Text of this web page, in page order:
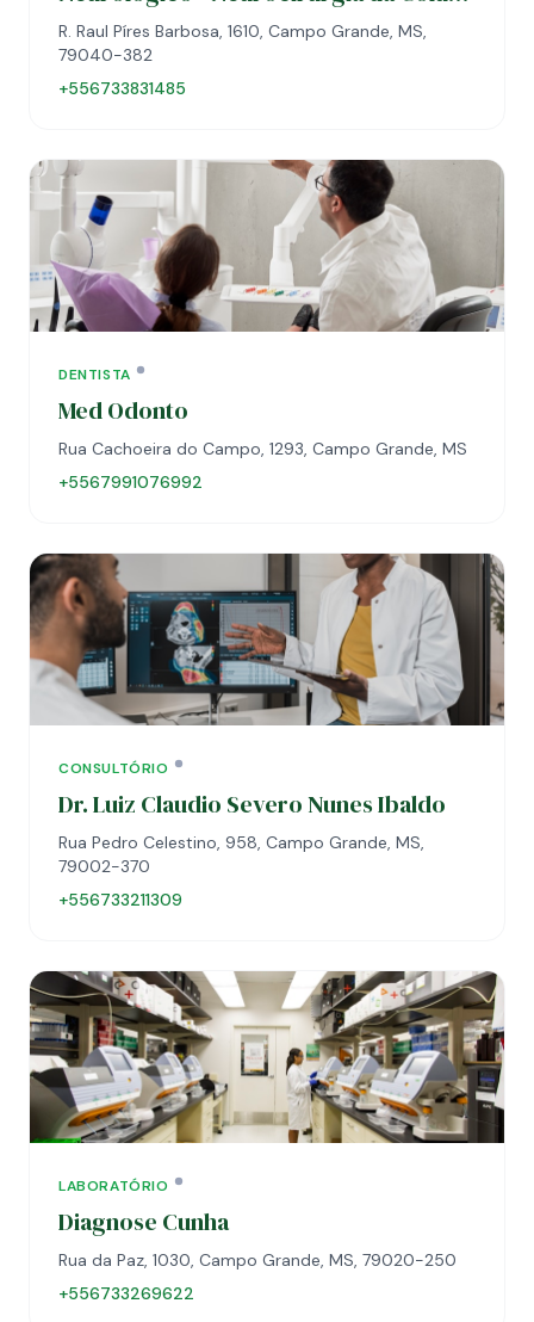
Vertebral
R. Raul Píres Barbosa, 1610, Campo Grande, MS,
79040-382
+556733831485
DENTISTA
Med Odonto
Rua Cachoeira do Campo, 1293, Campo Grande, MS
+5567991076992
CONSULTÓRIO
Dr. Luiz Claudio Severo Nunes Ibaldo
Rua Pedro Celestino, 958, Campo Grande, MS,
79002-370
+556733211309
LABORATÓRIO
Diagnose Cunha
Rua da Paz, 1030, Campo Grande, MS, 79020-250
+556733269622